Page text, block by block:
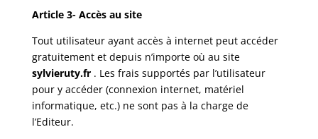
Article 3- Accès au site
Tout utilisateur ayant accès à internet peut accéder
gratuitement et depuis n’importe où au site
sylvieruty.fr. Les frais supportés par l’utilisateur
pour y accéder (connexion internet, matériel
informatique, etc.) ne sont pas à la charge de
l’Editeur.